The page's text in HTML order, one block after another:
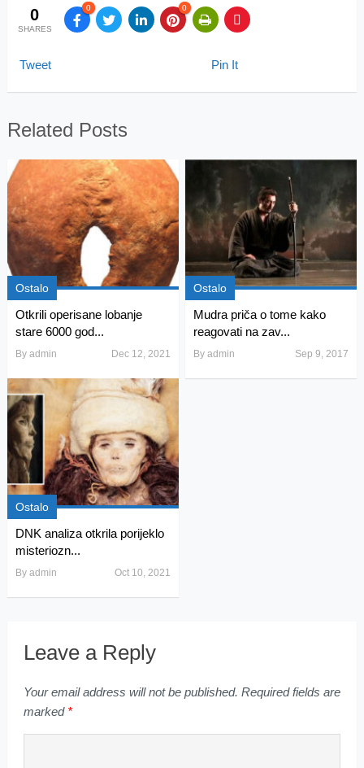
0
SHARES
0 0
Tweet Pin It
Related Posts
Ostalo
Otkrili operisane lobanje
stare 6000 god...
By admin Dec 12, 2021
Ostalo
Mudra priča o tome kako
reagovati na zav...
Byadmin Sep 9, 2017
Ostalo
DNK analiza otkrila porijeklo
misteriozn...
By admin Oct 10, 2021
Leave a Reply
Your email address will not be published. Required fields are
marked *